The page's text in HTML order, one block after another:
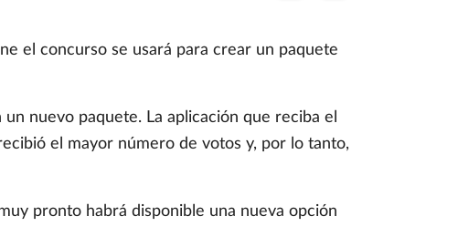
el concurso se usará para crear un paquete
nuevo paquete. La aplicación que reciba el
el mayor número de votos y, por lo tanto,
pronto habrá disponible una nueva opción